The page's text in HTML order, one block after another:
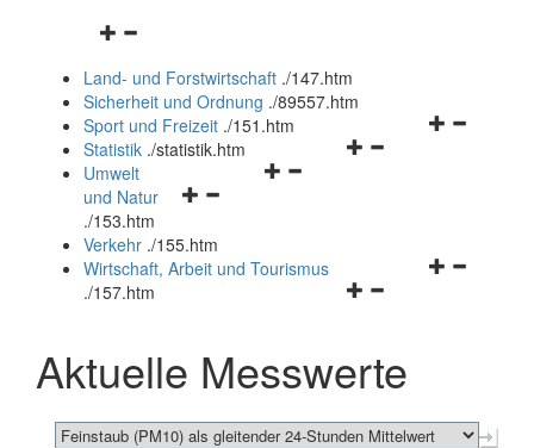
Navigationsmenü
und
schließen
Land- und Forstwirtschaft ./147.htm
Sicherheit und Ordnung ./89557.htm
Navigationsmenü
Sport und Freizeit ./151.htm
Navigationsmenü
Statistik ./statistik.htm
Navigationsmenü
und
schließen
Umwelt
und Natur
./153.htm
Verkehr ./155.htm
Navigationsmenü
schließen
Wirtschaft, Arbeit und Tourismus
./157.htm
Aktuelle Messwerte